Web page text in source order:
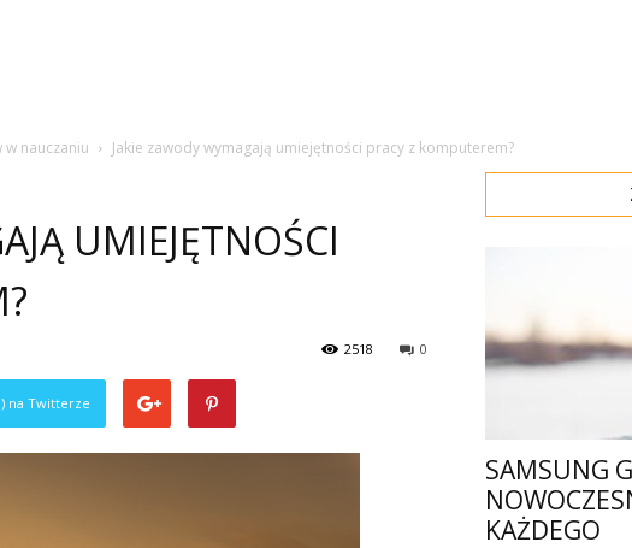
nauczaniu Jakie zawody wymagają umiejętności pracy z komputerem?
UMIEJĘTNOŚCI
0
2518
na Twitterze
SAMSUNG
KAŻDEGO